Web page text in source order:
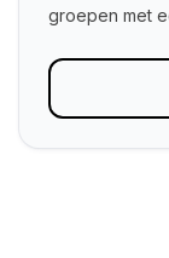
groepen met